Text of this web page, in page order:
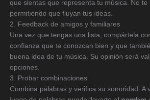
que sientas que representa tu música. No te
permitiendo que fluyan tus ideas.
2. Feedback de amigos y familiares
Una vez que tengas una lista, compártela
confianza que te conozcan bien y que
buena idea de tu música. Su opinión será
opciones.
3. Probar combinaciones
Combina palabras y verifica su sonoridad. A